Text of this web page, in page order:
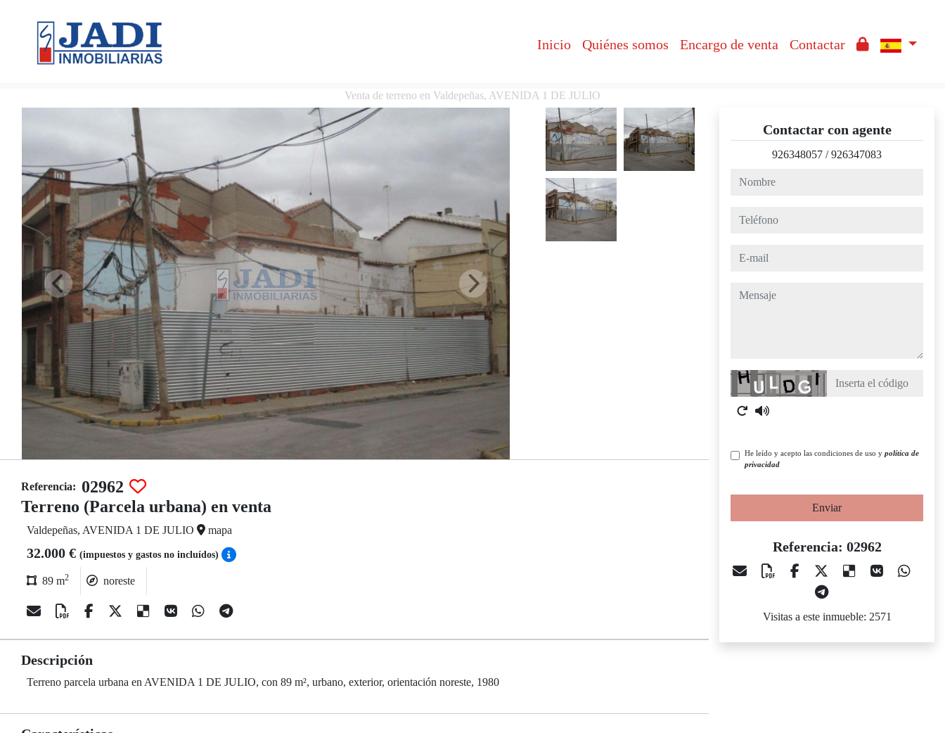
Inicio Quiénes somos Encargo de venta Contactar
Venta de terreno en Valdepeñas, AVENIDA 1 DE JULIO
Referencia: 02962
Terreno (Parcela urbana) en venta
Valdepeñas, AVENIDA 1 DE JULIO mapa
32.000 € (impuestos y gastos no incluídos)
89 m2 noreste
Descripción
Terreno parcela urbana en AVENIDA 1 DE JULIO, con 89 m², urbano, exterior, orientación noreste, 1980
Contactar con agente
926348057 /926347083
nombre
teléfono
e-mail
mensaje
Captcha
He leído y acepto las condiciones de uso y política de
privacidad
Enviar
Referencia: 02962
Visitas a este inmueble: 2571